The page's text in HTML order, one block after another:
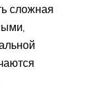
сложная